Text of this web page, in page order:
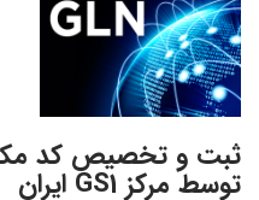
توسط مرکز GS1‌ ایران